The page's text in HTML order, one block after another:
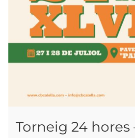
Torneig 24 hores